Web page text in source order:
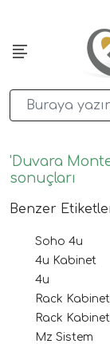
'Duvara
sonuçları
Benzer
Soho 4u
4u Kabinet
4u
Rack Kabinet
Rack
Mz Sistem